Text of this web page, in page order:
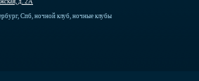
д. 2А
Спб, ночной клуб, ночные клубы